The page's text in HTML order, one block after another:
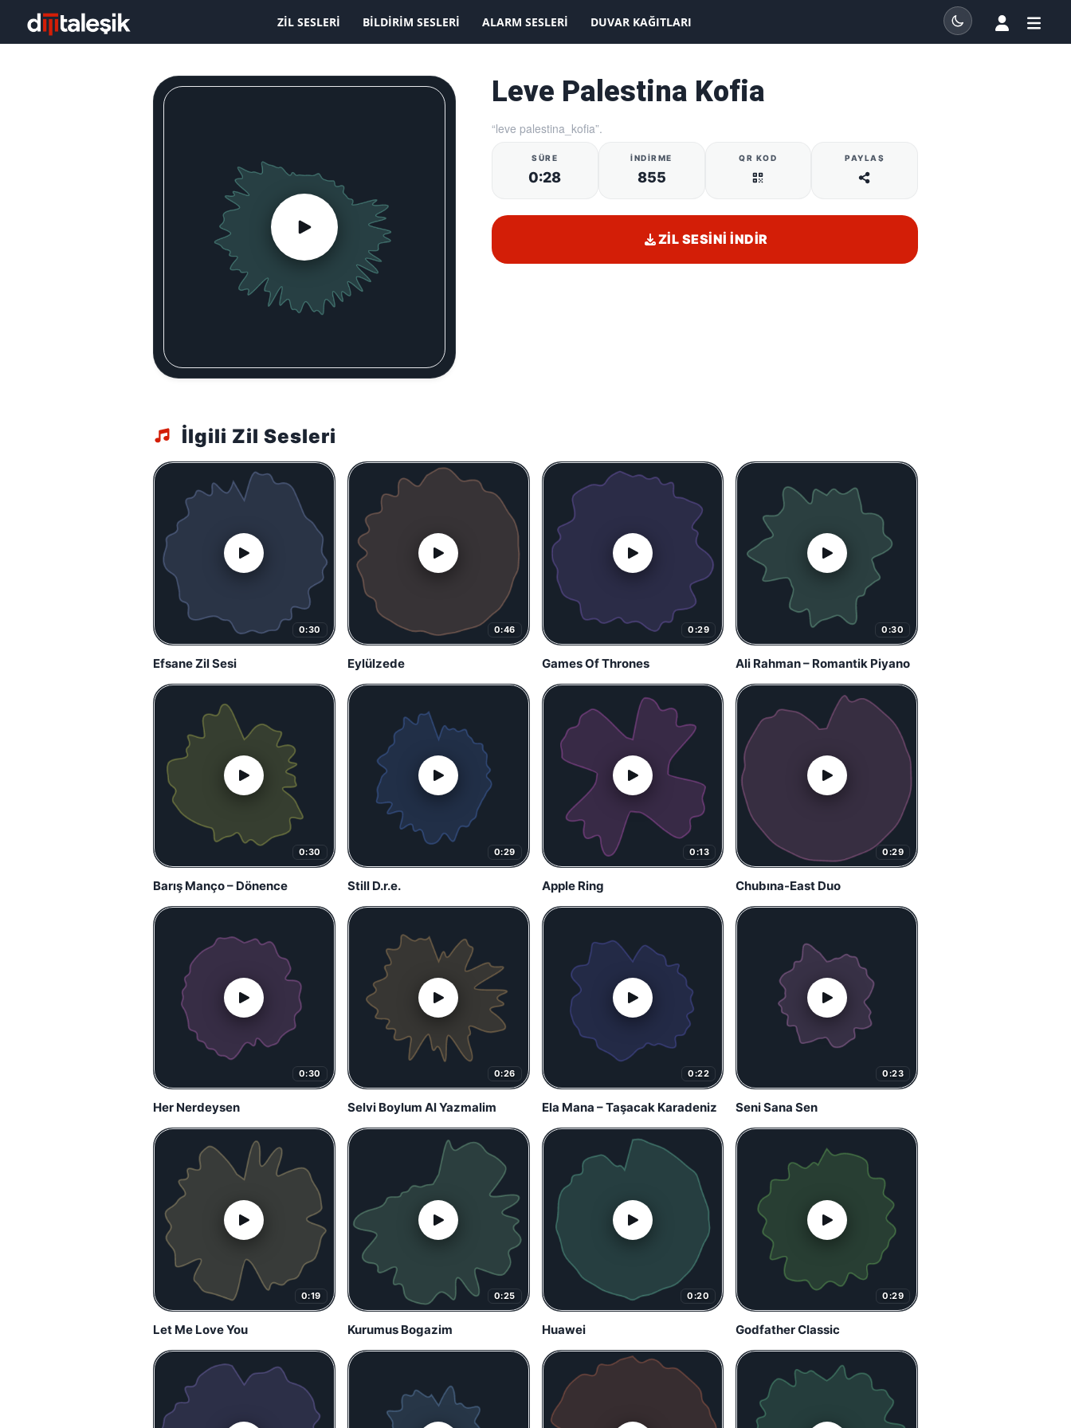
KAYDOLMAK İSTİYORUM
ZIL SESLERI BILDIRIM SESLERI ALARM SESLERI DUVAR KAĞITLARI
Leve Palestina Kofia
“leve palestina_kofia”.
SÜRE
0:28
İNDIRME
855
QR KOD PAYLAŞ
ZIL SESINI İNDIR
İlgili Zil Sesleri
0:30
Efsane Zil Sesi
0:46
Eylülzede
0:29
Games Of Thrones
0:30
Ali Rahman – Romantik Piyano
0:30
Barış Manço – Dönence
0:29
Still D.r.e.
0:13
Apple Ring
0:29
Chubına-East Duo
0:30
Her Nerdeysen
0:26
Selvi Boylum Al Yazmalim
0:22
Ela Mana – Taşacak Karadeniz
0:23
Seni Sana Sen
0:19
Let Me Love You
0:25
Kurumus Bogazim
0:20
Huawei
0:29
Godfather Classic